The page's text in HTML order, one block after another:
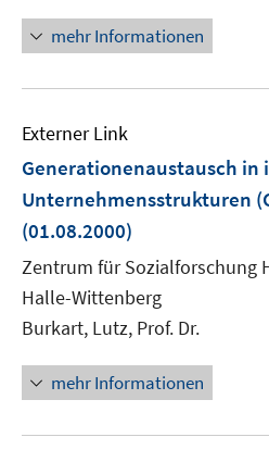
mehr Informationen
Externer Link
Generationenaustausch
Unternehmensstrukturen
(01.08.2000)
Zentrum für Sozialforschung
Halle-Wittenberg
Burkart, Lutz, Prof. Dr.
mehr Informationen